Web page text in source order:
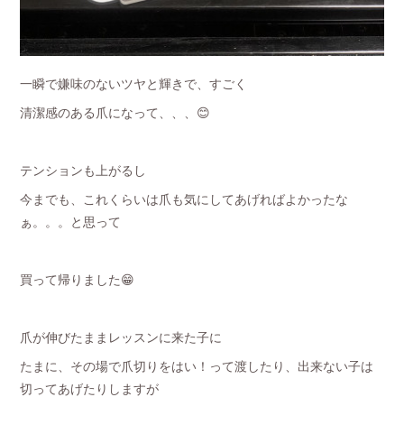
一瞬で嫌味のないツヤと輝きで、すごく
清潔感のある爪になって、、、😊
テンションも上がるし
今までも、これくらいは爪も気にしてあげればよかったな
ぁ。。。と思って
買って帰りました😁
爪が伸びたままレッスンに来た子に
たまに、その場で爪切りをはい！って渡したり、出来ない子は
切ってあげたりしますが